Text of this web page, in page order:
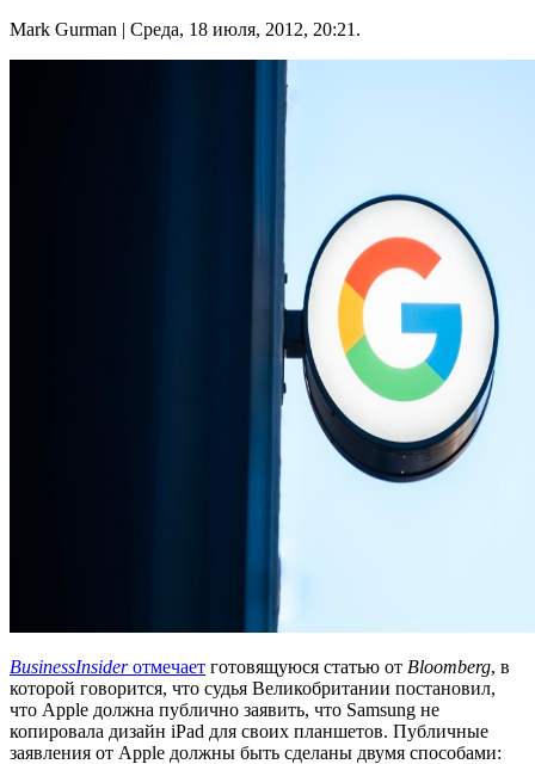
Mark Gurman | Среда, 18 июля, 2012, 20:21.
BusinessInsiderотмечает готовящуюся статью от Bloomberg, в
которой говорится, что судья Великобритании постановил,
что Apple должна публично заявить, что Samsung не
копировала дизайн iPad для своих планшетов. Публичные
заявления от Apple должны быть сделаны двумя способами: